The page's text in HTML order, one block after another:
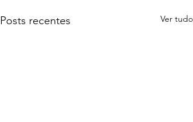
Posts recentes Ver tudo